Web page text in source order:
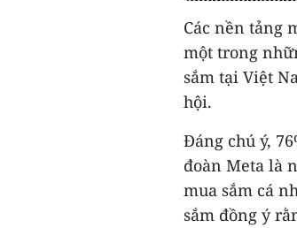
Các nền tảng
một trong
sắm tại Việt
hội.
Đáng chú ý,
đoàn Meta là
mua sắm cá
sắm đồng ý